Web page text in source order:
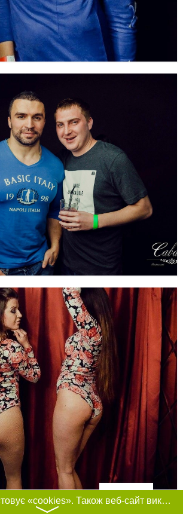
Фільтри
Цей сайт використовує «cookies». Також веб-сайт використовує інтернет-сервіс для збору технічних даних стосовно відвідувачів з метою отримання маркетингової та статистичної інформації. Умови обробки даних відвідувачів сайту див.
〉